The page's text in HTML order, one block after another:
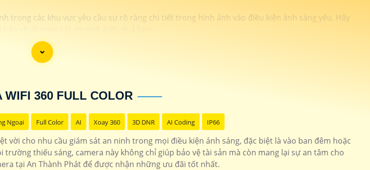
trong các khu vực yêu cầu sự rõ ràng chi tiết trong hình ảnh vào điều kiện ánh sáng yếu. Hãy
WIFI 360 FULL COLOR
Ngoại Full Color AI Xoay 360 3D DNR AI Coding IP66
vời cho nhu cầu giám sát an ninh trong mọi điều kiện ánh sáng, đặc biệt là vào ban đêm hoặc
thiếu sáng, camera này không chỉ giúp bảo vệ tài sản mà còn mang lại sự an tâm cho
tại An Thành Phát để được nhận những ưu đãi tốt nhất.